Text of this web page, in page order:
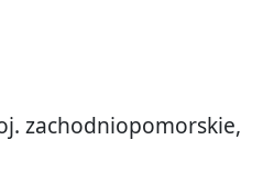
zachodniopomorskie,